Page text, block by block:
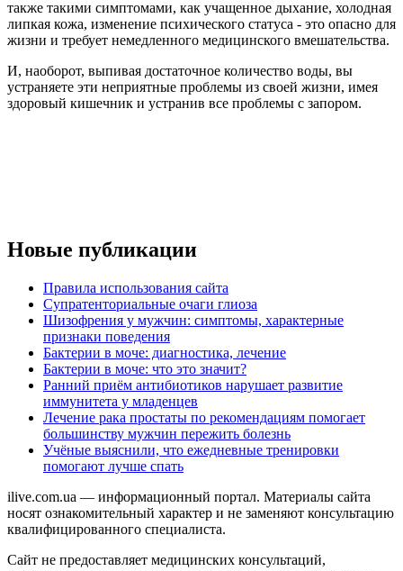
также такими симптомами, как учащенное дыхание, холодная
липкая кожа, изменение психического статуса - это опасно для
жизни и требует немедленного медицинского вмешательства.
И, наоборот, выпивая достаточное количество воды, вы
устраняете эти неприятные проблемы из своей жизни, имея
здоровый кишечник и устранив все проблемы с запором.
Новые публикации
Правила использования сайта
Супратенториальные очаги глиоза
Шизофрения у мужчин: симптомы, характерные
признаки поведения
Бактерии в моче: диагностика, лечение
Бактерии в моче: что это значит?
Ранний приём антибиотиков нарушает развитие
иммунитета у младенцев
Лечение рака простаты по рекомендациям помогает
большинству мужчин пережить болезнь
Учёные выяснили, что ежедневные тренировки
помогают лучше спать
ilive.com.ua — информационный портал. Материалы сайта
носят ознакомительный характер и не заменяют консультацию
квалифицированного специалиста.
Сайт не предоставляет медицинских консультаций,